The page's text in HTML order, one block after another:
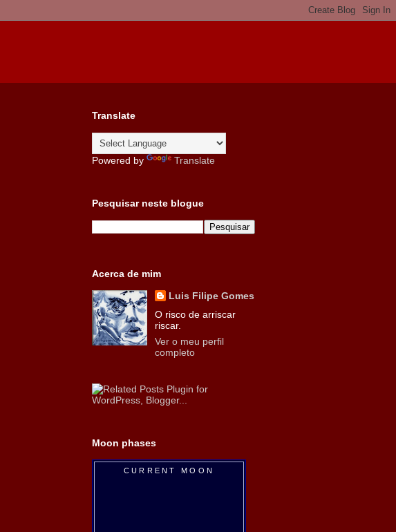
Translate
Powered by Translate
Pesquisar neste blogue
Acerca de mim
Luis Filipe Gomes
O risco de arriscar
riscar.
Ver o meu perfil
completo
Moon phases
CURRENT MOON